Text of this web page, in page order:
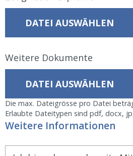
DATEI AUSWÄHLEN
Weitere Dokumente
DATEI AUSWÄHLEN
Die max. Dateigrösse pro Datei
Erlaubte Dateitypen sind pdf, docx,
Weitere Informationen